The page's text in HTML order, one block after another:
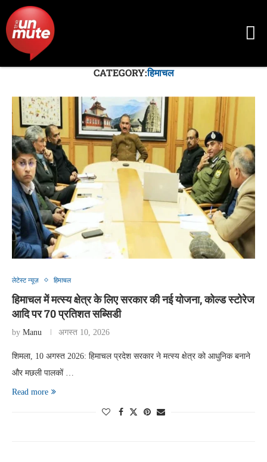
CATEGORY:हिमाचल
लेटेस्ट न्यूज़ हिमाचल
हिमाचल में मत्स्य क्षेत्र के लिए सरकार की नई योजना, कोल्ड स्टोरेज
आदि पर 70 प्रतिशत सब्सिडी
by Manu अगस्त 10, 2026
शिमला, 10 अगस्त 2026: हिमाचल प्रदेश सरकार ने मत्स्य क्षेत्र को आधुनिक बनाने
और मछली पालकों …
Read more